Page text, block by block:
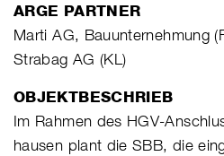
ARGE PARTNER
Marti AG, Bauunternehmung
Strabag AG (KL)
OBJEKTBESCHRIEB
Im Rahmen des HGV-
hausen plant die SBB, die